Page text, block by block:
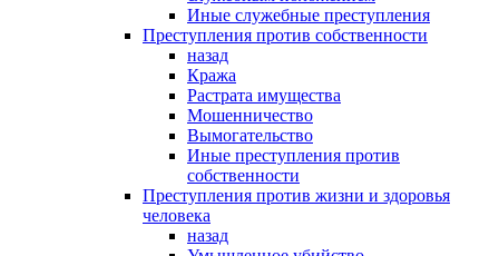
Иные служебные преступления
Преступления против собственности
назад
Кража
Растрата имущества
Мошенничество
Вымогательство
Иные преступления против
собственности
Преступления против жизни и здоровья
человека
назад